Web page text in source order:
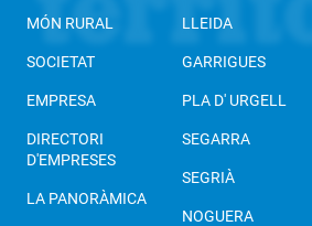
MÓN RURAL
SOCIETAT
EMPRESA
DIRECTORI
D'EMPRESES
LA PANORÀMICA
LLEIDA
GARRIGUES
PLA D' URGELL
SEGARRA
SEGRIÀ
NOGUERA